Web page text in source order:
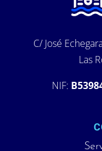
C/ José
Las
NIF: